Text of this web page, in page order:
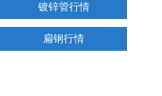
镀锌管行情
扁钢行情